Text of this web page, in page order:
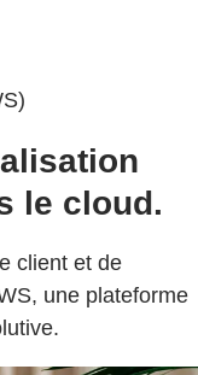
le cloud.
client et de
une plateforme